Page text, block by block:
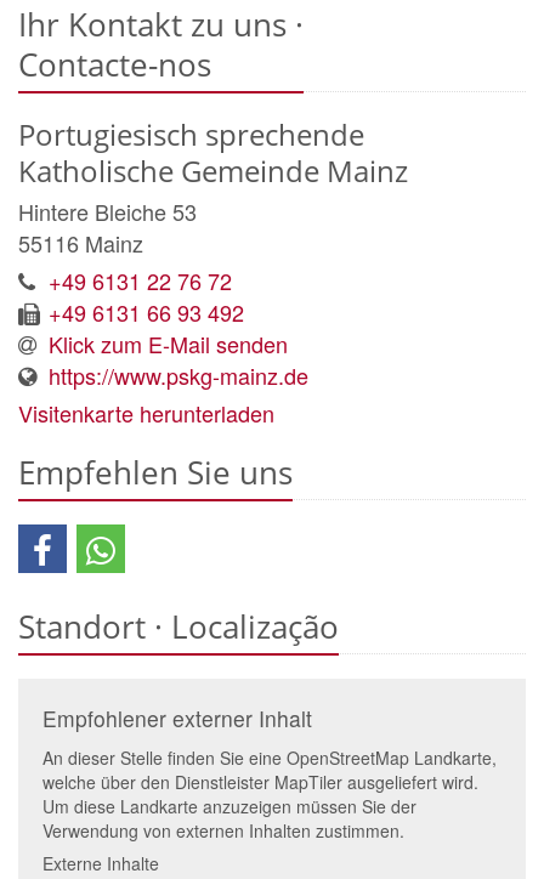
Ihr Kontakt zu uns ·
Contacte-nos
Portugiesisch sprechende
Katholische Gemeinde Mainz
Hintere Bleiche 53
55116 Mainz
+49 6131 22 76 72
+49 6131 66 93 492
Klick zum E-Mail senden
https://www.pskg-mainz.de
Visitenkarte herunterladen
Empfehlen Sie uns
Standort · Localização
Empfohlener externer Inhalt
An dieser Stelle finden Sie eine OpenStreetMap Landkarte,
welche über den Dienstleister MapTiler ausgeliefert wird.
Um diese Landkarte anzuzeigen müssen Sie der
Verwendung von externen Inhalten zustimmen.
Externe Inhalte